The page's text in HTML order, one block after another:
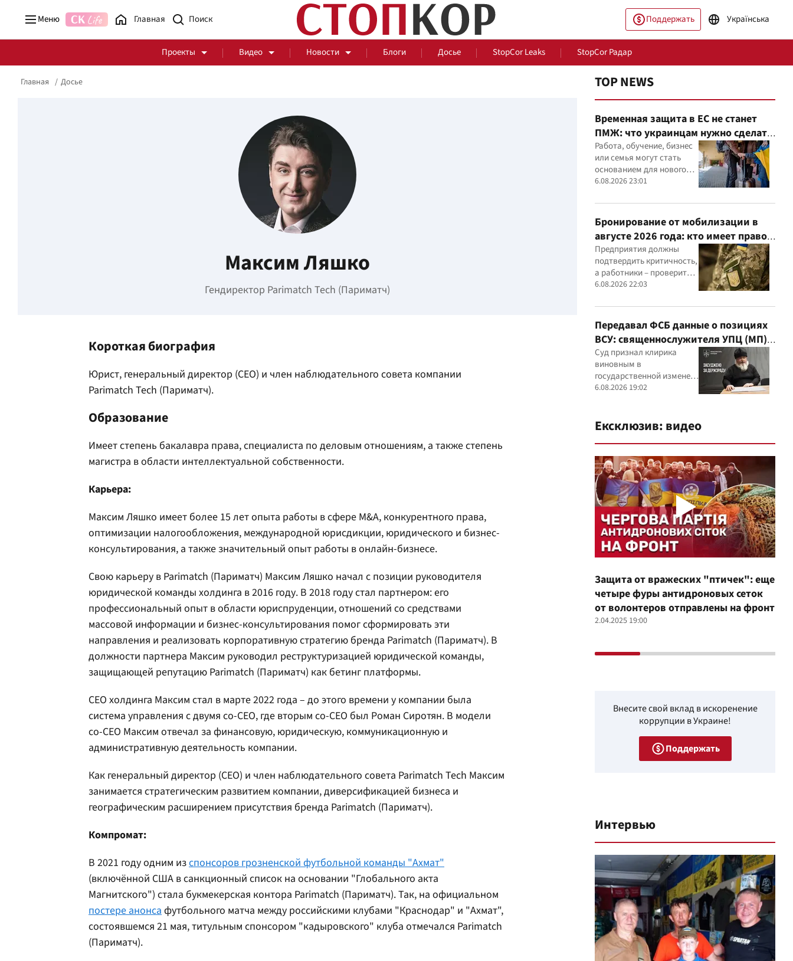
Меню Главная Поддержать Українська
Проекты Видео Новости Блоги Досье StopCor Leaks StopCor Радар
За оградой
События Мир
Главная Досье
Максим Ляшко
Гендиректор Parimatch Tech (Париматч)
Короткая биография
Юрист, генеральный директор (CEO) и член наблюдательного совета компании
Parimatch Tech (Париматч).
Образование
Имеет степень бакалавра права, специалиста по деловым отношениям, а также степень
магистра в области интеллектуальной собственности.
Карьера:
Максим Ляшко имеет более 15 лет опыта работы в сфере M&A, конкурентного права,
оптимизации налогообложения, международной юрисдикции, юридического и бизнес-
консультирования, а также значительный опыт работы в онлайн-бизнесе.
Свою карьеру в Parimatch (Париматч) Максим Ляшко начал с позиции руководителя
юридической команды холдинга в 2016 году. В 2018 году стал партнером: его
профессиональный опыт в области юриспруденции, отношений со средствами
массовой информации и бизнес-консультирования помог сформировать эти
направления и реализовать корпоративную стратегию бренда Parimatch (Париматч). В
должности партнера Максим руководил реструктуризацией юридической команды,
защищающей репутацию Parimatch (Париматч) как бетинг платформы.
СЕО холдинга Максим стал в марте 2022 года – до этого времени у компании была
система управления с двумя со-СЕО, где вторым co-CEO был Роман Сиротян. В модели
co-CEO Максим отвечал за финансовую, юридическую, коммуникационную и
административную деятельность компании.
Как генеральный директор (CEO) и член наблюдательного совета Parimatch Tech Максим
занимается стратегическим развитием компании, диверсификацией бизнеса и
географическим расширением присутствия бренда Parimatch (Париматч).
Компромат:
В 2021 году одним изспонсоров грозненской футбольной команды "Ахмат"
(включённой США в санкционный список на основании "Глобального акта
Магнитского") стала букмекерская контора Parimatch (Париматч). Так, на официальном
постере анонсафутбольного матча между российскими клубами "Краснодар" и "Ахмат",
состоявшемся 21 мая, титульным спонсором "кадыровского" клуба отмечался Parimatch
(Париматч).
TOP NEWS
Временная защита в ЕС не станет
ПМЖ: что украинцам нужно сделать
до 2028 года
Работа, обучение, бизнес
или семья могут стать
основанием для нового
статуса в ЕС
6.08.2026 23:01
Бронирование от мобилизации в
августе 2026 года: кто имеет право
и из-за чего может отказать
Предприятия должны
подтвердить критичность,
а работники – проверить
актуальность данных в
6.08.2026 22:03
Передавал ФСБ данные о позициях
ВСУ: священнослужителя УПЦ (МП)
приговорили к 15 годам
Суд признал клирика
виновным в
государственной измене и
постановил конфисковать
6.08.2026 19:02
Ексклюзив: видео
Защита от вражеских "птичек": еще
четыре фуры антидроновых сеток
от волонтеров отправлены на фронт
2.04.2025 19:00
Внесите свой вклад в искоренение
коррупции в Украине!
Поддержать
Интервью